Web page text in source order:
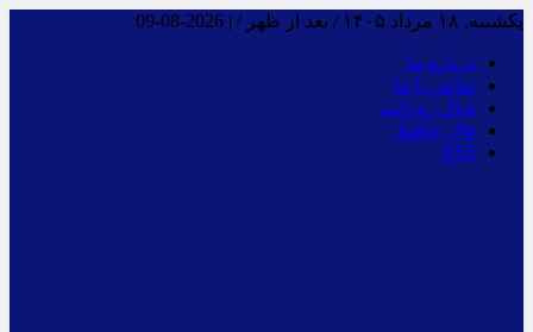
یکشنبه, ۱۸ مرداد ۱۴۰۵ / بعد از ظهر / |
2026-08-09
درباره ما
تماس با ما
فـال روزانـه
فال حافظ
RSS